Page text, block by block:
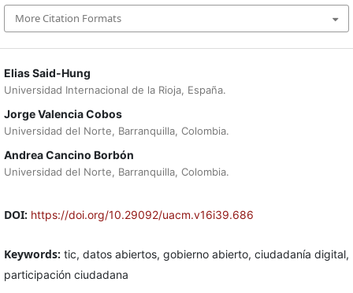
Elias Said-Hung
Universidad Internacional de la Rioja, España.
Jorge Valencia Cobos
Universidad del Norte, Barranquilla, Colombia.
Andrea Cancino Borbón
Universidad del Norte, Barranquilla, Colombia.
DOI: https://doi.org/10.29092/uacm.v16i39.686
Keywords: tic, datos abiertos, gobierno abierto, ciudadanía digital,
participación ciudadana
More Citation Formats